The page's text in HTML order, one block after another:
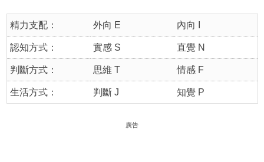
精力支配： 外向 E 內向 I
認知方式： 實感 S 直覺 N
判斷方式： 思維 T 情感 F
生活方式： 判斷 J 知覺 P
廣告